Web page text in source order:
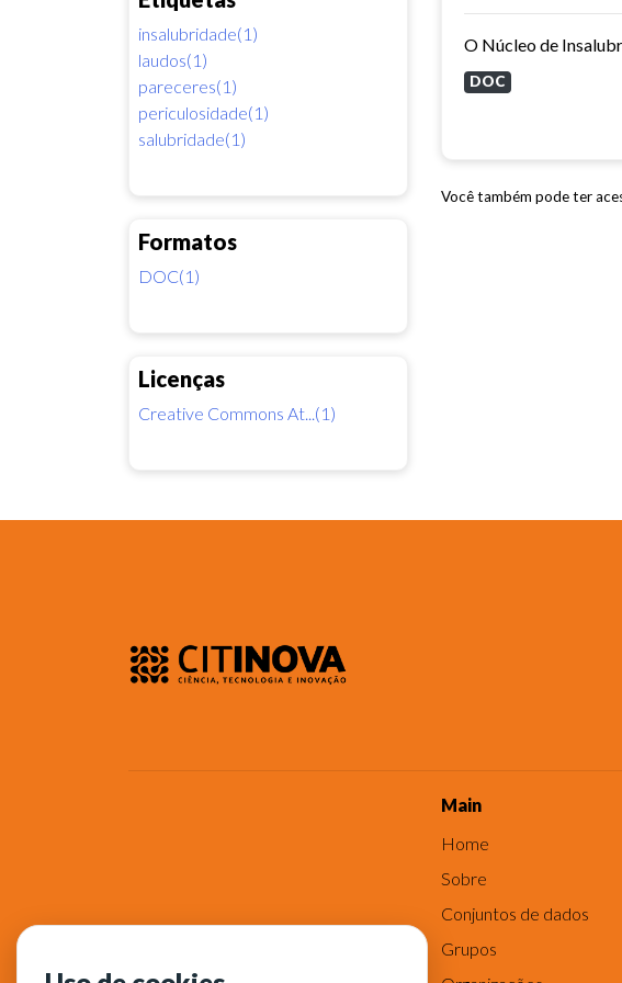
insalubridade(1)
laudos(1)
pareceres(1)
periculosidade(1)
salubridade(1)
Formatos
DOC(1)
Licenças
Creative Commons At...(1)
DOC
Você também pode ter
Main
Home
Sobre
Conjuntos de dados
Grupos